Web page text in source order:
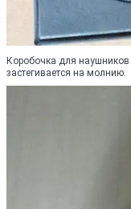
Коробочка для наушников
застегивается на молнию.